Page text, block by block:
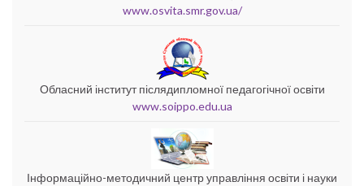
www.osvita.smr.gov.ua/
Обласний інститут післядипломної педагогічної освіти
www.soippo.edu.ua
Інформаційно-методичний центр управління освіти і науки